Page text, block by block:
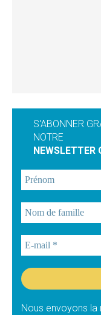
S'ABONNER
NOTRE
NEWSLETTER
Nous envoyons la